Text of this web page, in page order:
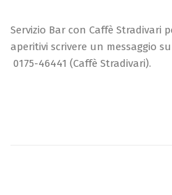
Servizio Bar con Caffè Stradivari
aperitivi scrivere un messaggio
0175-46441 (Caffè Stradivari).